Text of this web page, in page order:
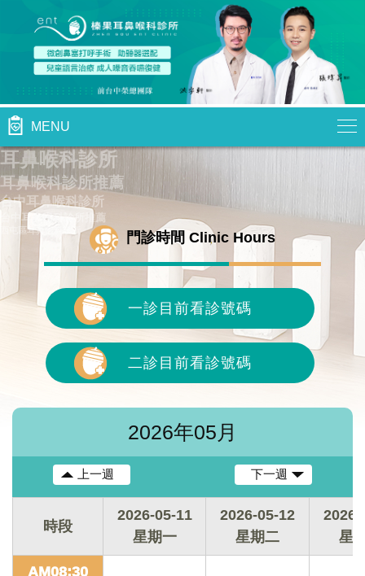
MENU
耳鼻喉科診所
耳鼻喉科診所推薦
台中耳鼻喉科診所
台中耳鼻喉科診所推薦
西屯區耳鼻喉科診所 門診時間 Clinic Hours
一診目前看診號碼
二診目前看診號碼
上一週 下一週
2026年05月
時段
2026-05-11
星期一
2026-05-12
星期二
2026-
星
AM08:30